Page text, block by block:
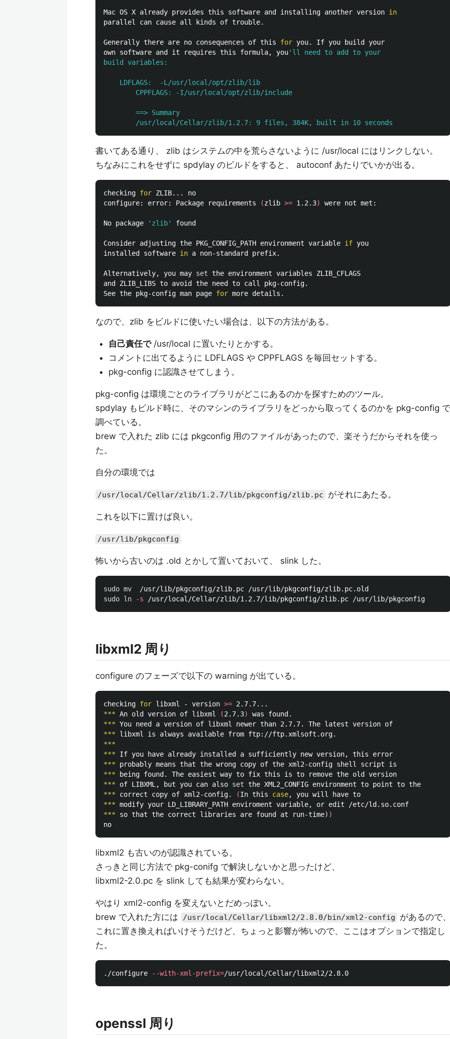
Mac OS X already provides this software and installing another version
parallel can cause all kinds of trouble.
Generally there are no consequences of this for you. If you build your
own software and it requires this formula, you'll need to add to your
build variables:
    LDFLAGS:  -L/usr/local/opt/zlib/lib
        CPPFLAGS: -I/usr/local/opt/zlib/include
        ==> Summary
書いてある通り、 zlib はシステムの中を荒らさないように /usr/local にはリンクしない。
ちなみにこれをせずに spdylay のビルドをすると、 autoconf あたりでいかが出る。
checking for ZLIB... no
configure: error: Package requirements
(zlib >= 1.2.3) were not met:
No package 'zlib' found
Consider adjusting the PKG_CONFIG_PATH environment variable if you
installed software in a non-standard prefix.
Alternatively, you may set the environment variables ZLIB_CFLAGS
and ZLIB_LIBS to avoid the need to call pkg-config.
See the pkg-config man page for
なので、zlib をビルドに使いたい場合は、以下の方法がある。
自己責任で/usr/local に置いたりとかする。
コメントに出てるように LDFLAGS や CPPFLAGS を毎回セットする。
pkg-config に認識させてしまう。
pkg-config は環境ごとのライブラリがどこにあるのかを探すためのツール。
spdylay もビルド時に、そのマシンのライブラリをどっから取ってくるのかを pkg-config で
調べている。
brew で入れた zlib には pkgconfig 用のファイルがあったので、楽そうだからそれを使っ
た。
自分の環境では
/usr/local/Cellar/zlib/1.2.7/lib/pkgconfig/zlib.pc がそれにあたる。
これを以下に置けば良い。
/usr/lib/pkgconfig
怖いから古いのは .old とかして置いておいて、 slink した。
sudo mv
sudo ln
-s
libxml2 周り
configure のフェーズで以下の warning が出ている。
checking for libxml - version >=
*** An old version of libxml (2.7.3)
***
***
***
***
***
***
*** of LIBXML, but you can also set
*** correct copy of xml2-config. (In this case
***
*** so that the correct libraries are found at run-time) )
libxml2 も古いのが認識されている。
さっきと同じ方法で pkg-conifg で解決しないかと思ったけど、
libxml2-2.0.pc を slink しても結果が変わらない。
やはり xml2-config を変えないとだめっぽい。
brew で入れた方には
/usr/local/Cellar/libxml2/2.8.0/bin/xml2-config
があるので
これに置き換えればいけそうだけど、ちょっと影響が怖いので、ここはオプションで指定し
た。
./configure --with-xml-prefix=
openssl 周り